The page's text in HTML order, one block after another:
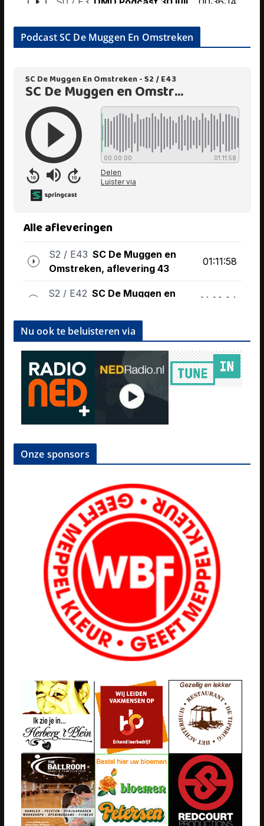
Podcast SC De Muggen En Omstreken
Nu ook te beluisteren via
Onze sponsors